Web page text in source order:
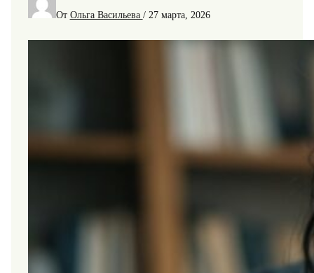
От Ольга Васильева / 27 марта, 2026